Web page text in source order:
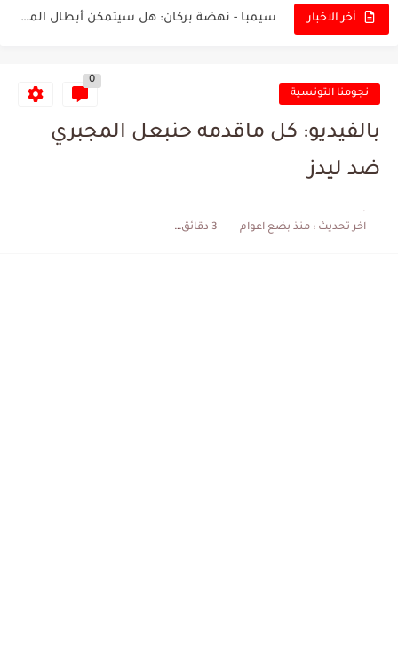
أخر الاخبار سيمبا - نهضة بركان: هل سيتمكن أبطال المغرب من الحفاظ...
البرنامج الكامل لنهائي البطولة بين الاتحاد المنستيري والنادي الإفريقي نجومنا التونسية
0
بالفيديو: كل ماقدمه حنبعل المجبري
ضد ليدز
.
اخر تحديث :منذ بضع اعوام 3 دقائق للقراءة